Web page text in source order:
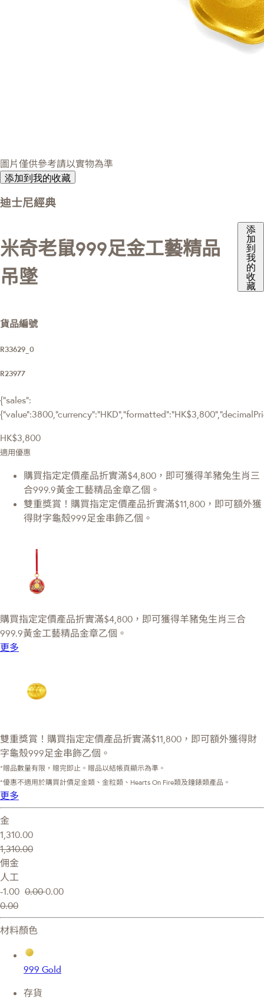
圖片僅供參考請以實物為準
添加到我的收藏
迪士尼經典
米奇老鼠999足金工藝精品
吊墜
添
加
到
我
的
收
藏
貨品編號
R33629_0
R23977
{"sales":
HK$3,800
適用優惠
購買指定定價產品折實滿$4,800，即可獲得羊豬兔生肖三
合999.9黃金工藝精品金章乙個。
雙重獎賞！購買指定定價產品折實滿$11,800，即可額外獲
得財字龜殼999足金串飾乙個。
購買指定定價產品折實滿$4,800，即可獲得羊豬兔生肖三合
999.9黃金工藝精品金章乙個。
更多
雙重獎賞！購買指定定價產品折實滿$11,800，即可額外獲得財
字龜殼999足金串飾乙個。
*贈品數量有限，贈完即止。贈品以結帳頁顯示為準。
*優惠不適用於購買計價足金類、金粒類、Hearts On Fire類及鐘錶類產品。
更多
金
1,310.00
1,310.00
佣金
人工
-1.00 0.000.00
0.00
材料顏色
999 Gold
存貨